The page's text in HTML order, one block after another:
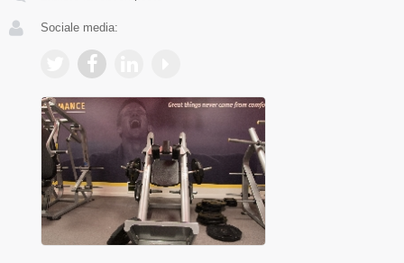
Sociale media: